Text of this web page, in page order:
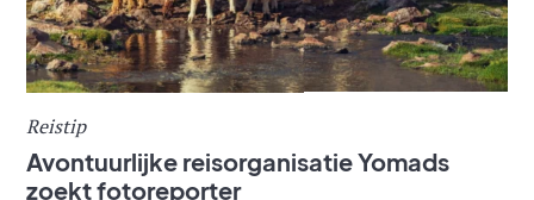
Reistip
Avontuurlijke reisorganisatie Yomads
zoekt fotoreporter